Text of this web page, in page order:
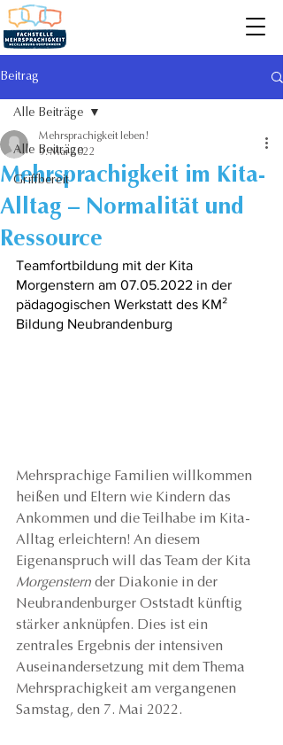
Beitrag
Alle Beiträge
Griffbereit
Alle Beiträge
Mehrsprachigkeit im Kita-
Alltag – Normalität und
Ressource
Mehrsprachigkeit leben!
9. Mai 2022
Teamfortbildung mit der Kita
Morgenstern am 07.05.2022 in der
pädagogischen Werkstatt des KM²
Bildung Neubrandenburg
Mehrsprachige Familien willkommen
heißen und Eltern wie Kindern das
Ankommen und die Teilhabe im Kita-
Alltag erleichtern! An diesem
Eigenanspruch will das Team der Kita
Morgenstern der Diakonie in der
Neubrandenburger Oststadt künftig
stärker anknüpfen. Dies ist ein
zentrales Ergebnis der intensiven
Auseinandersetzung mit dem Thema
Mehrsprachigkeit am vergangenen
Samstag, den 7. Mai 2022.